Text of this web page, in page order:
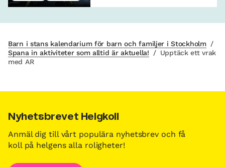
Barn i stans kalendarium för barn och familjer i Stockholm /
Spana in aktiviteter som alltid är aktuella!
/ Upptäck ett vrak
med AR
Nyhetsbrevet Helgkoll
Anmäl dig till vårt populära nyhetsbrev och få
koll på helgens alla roligheter!